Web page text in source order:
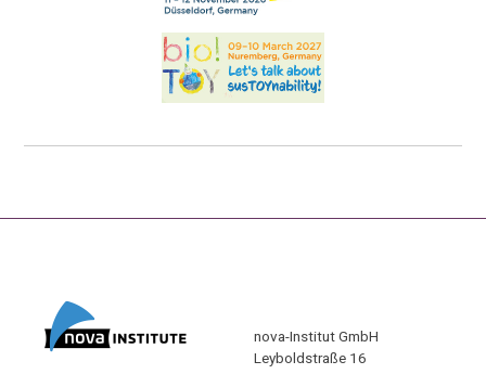
nova-Institut GmbH
Leyboldstraße 16